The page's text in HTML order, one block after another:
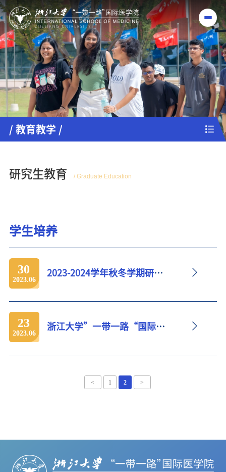
/ 教育教学 /
研究生教育 / Graduate Education
学生培养
30
2023.06
2023-2024学年秋冬学期研究生课程网上选课日程安排
23
2023.06
浙江大学”一带一路“国际医学院（筹）关于举办“2022年优秀大学...
< 1 2 >